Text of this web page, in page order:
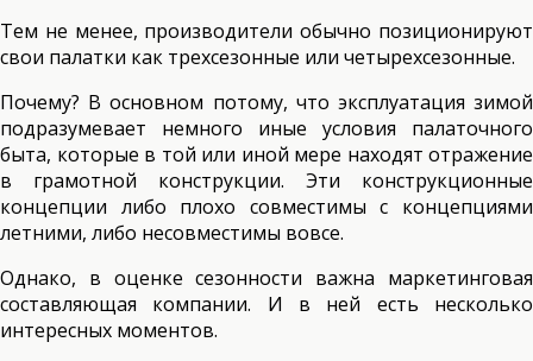
Тем не менее, производители обычно позиционируют
свои палатки как трехсезонные или четырехсезонные.
Почему? В основном потому, что эксплуатация зимой
подразумевает немного иные условия палаточного
быта, которые в той или иной мере находят отражение
в грамотной конструкции. Эти конструкционные
концепции либо плохо совместимы с концепциями
летними, либо несовместимы вовсе.
Однако, в оценке сезонности важна маркетинговая
составляющая компании. И в ней есть несколько
интересных моментов.